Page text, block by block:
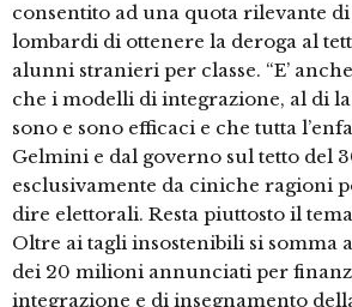
consentito ad una quota rilevante
lombardi di ottenere la deroga al
alunni stranieri per classe. “E’
che i modelli di integrazione, al di
sono e sono efficaci e che tutta
Gelmini e dal governo sul tetto del
esclusivamente da ciniche ragioni
dire elettorali. Resta piuttosto il
Oltre ai tagli insostenibili si somma
dei 20 milioni annunciati per
integrazione e di insegnamento